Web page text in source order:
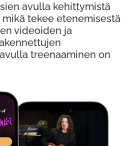
avulla kehittymistä
tekee etenemisestä
videoiden ja
treenaaminen on